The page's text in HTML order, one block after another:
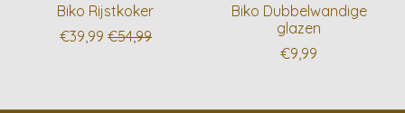
Biko Rijstkoker
€39,99 €54,99
Biko Dubbelwandige
glazen
€9,99